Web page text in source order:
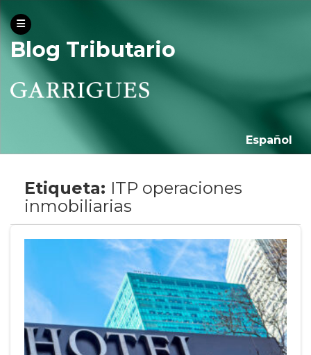
Blog Tributario
Español
Etiqueta: ITP operaciones
inmobiliarias